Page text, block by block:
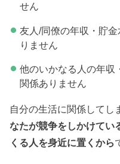
せん
友人/同僚の年収・貯
りません
他のいかなる人の年収
関係ありません
自分の生活に関係してし
なたが競争をしかけてい
くる人を身近に置くから